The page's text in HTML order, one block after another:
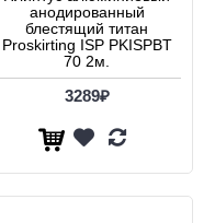
анодированный
блестящий титан
Proskirting ISP PKISPBT
70 2м.
3289₽